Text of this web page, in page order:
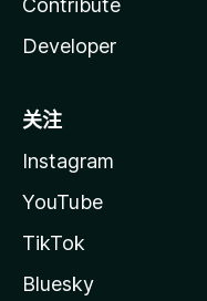
Contribute
Developer
关注
Instagram
YouTube
TikTok
Bluesky